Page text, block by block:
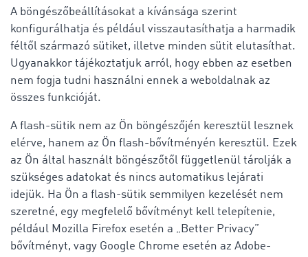
A böngészőbeállításokat a kívánsága szerint
konfigurálhatja és például visszautasíthatja a harmadik
féltől származó sütiket, illetve minden sütit elutasíthat.
Ugyanakkor tájékoztatjuk arról, hogy ebben az esetben
nem fogja tudni használni ennek a weboldalnak az
összes funkcióját.
A flash-sütik nem az Ön böngészőjén keresztül lesznek
elérve, hanem az Ön flash-bővítményén keresztül. Ezek
az Ön által használt böngészőtől függetlenül tárolják a
szükséges adatokat és nincs automatikus lejárati
idejük. Ha Ön a flash-sütik semmilyen kezelését nem
szeretné, egy megfelelő bővítményt kell telepítenie,
például Mozilla Firefox esetén a „Better Privacy”
bővítményt, vagy Google Chrome esetén az Adobe-